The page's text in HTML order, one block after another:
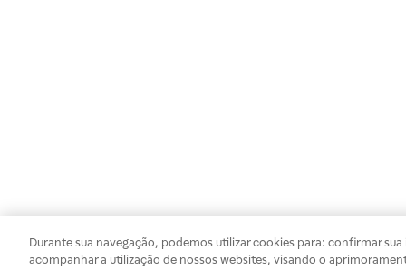
Durante sua navegação, podemos utilizar cookies para: confirmar
acompanhar a utilização de nossos websites, visando o